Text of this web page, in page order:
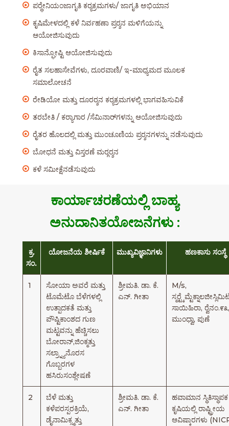
ಪರ‍್ಥೇನಿಯಂಜಾಗೃತಿ ಕರ‍್ಯಕ್ರಮಗಳು/ ಜಾಗೃತಿ ಅಭಿಯಾನ
ಕೃಷಿಮೇಳದಲ್ಲಿ ಕಳೆ ನಿರ್ವಹಣಾ ಪ್ರರ‍್ಶನ ಮಳಿಗೆಯನ್ನು
ಆಯೋಜಿಸುವುದು
ಕಿಸಾನ್ಘೋಷ್ಟಿ ಆಯೋಜಿಸುವುದು
ರೈತ ಸಲಹಾಸೇವೆಗಳು, ದೂರವಾಣಿ/ ಇ-ಮಾಧ್ಯಮದ ಮೂಲಕ
ಸಮಾಲೋಚನೆ
ರೇಡಿಯೋ ಮತ್ತು ದೂರರ‍್ಶನ ಕರ‍್ಯಕ್ರಮಗಳಲ್ಲಿ ಭಾಗವಹಿಸುವಿಕೆ
ತರಬೇತಿ / ಕರ‍್ಯಾಗಾರ /ಸೆಮಿನಾರ್‌ಗಳನ್ನು ಆಯೋಜಿಸುವುದು
ರೈತರ ಹೊಲದಲ್ಲಿ ಮತ್ತು ಮುಂಚೂಣಿಯ ಪ್ರರ‍್ಶನಗಳನ್ನು ನಡೆಸುವುದು
ಬೋಧನೆ ಮತ್ತು ವಿಸ್ತರಣೆ ಮರ‍್ಗರ‍್ಶನ
ಕಳೆ ಸಮೀಕ್ಷೆನಡೆಸುವುದು
ಕಾರ್ಯಾಚರಣೆಯಲ್ಲಿ ಬಾಹ್ಯ
ಅನುದಾನಿತಯೋಜನೆಗಳು :
ಕ್ರ.
ಸಂ.
ಯೋಜನೆಯ ಶೀರ್ಷಿಕೆ ಮುಖ್ಯವಿಜ್ಞಾನಿಗಳು ಹಣಕಾಸು ಸಂಸ್ಥೆ
1
ಸೋಯಾ ಅವರೆ ಮತ್ತು
ಟೊಮೆಟೊ ಬೆಳೆಗಳಲ್ಲಿ
ಉತ್ಪಾದಕತೆ ಮತ್ತು
ಪೌಷ್ಟಿಕಾಂಶದ ಗುಣ
ಮಟ್ಟವನ್ನು ಹೆಚ್ಚಿಸಲು
ಬೋರಾನ್,ಜಿಂಕ್ಮತ್ತು
ಸಲ್ರ‍್ನ್ಯಾನೊರಸ
ಗೊಬ್ಬರಗಳ
ಹಸಿರುಸಂಶ್ಲೇಷಣೆ
ಶ್ರೀಮತಿ. ಡಾ. ಕೆ.
ಎನ್. ಗೀತಾ
M/s,
ಸಾಯಿಹಿರಾ, ರ‍್ವೆನಂ.೯೩,
ಮುಂಧ್ವಾ, ಪುಣೆ
2
ಬೆಳೆ ಮತ್ತು
ಕಳೆಪರಸ್ಪರಕ್ರಿಯೆ,
ಡೈನಾಮಿಕ್ಸ್ಮತ್ತು
ಶ್ರೀಮತಿ. ಡಾ. ಕೆ.
ಎನ್. ಗೀತಾ
ಹವಾಮಾನ ಸ್ಥಿತಿಸ್ಥಾಪಕ
ಕೃಷಿಯಲ್ಲಿ ರಾಷ್ಟ್ರೀಯ
ಆವಿಷ್ಕಾರಗಳು